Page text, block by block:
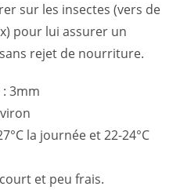
sur les insectes (vers de
pour lui assurer un
rejet de nourriture.
3mm
la journée et 22-24°C
et peu frais.